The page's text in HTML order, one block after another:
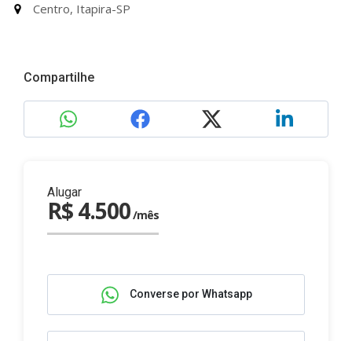
Centro, Itapira-SP
Compartilhe
Alugar
R$ 4.500/mês
Converse por Whatsapp